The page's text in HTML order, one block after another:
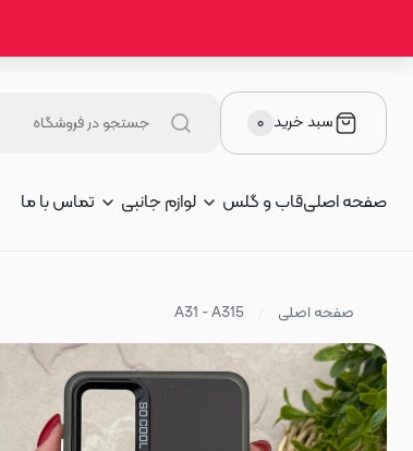
سبد خرید ۰
صفحه اصلیقاب و گلس لوازم جانبی تماس با ما
صفحه اصلی A31 - A315